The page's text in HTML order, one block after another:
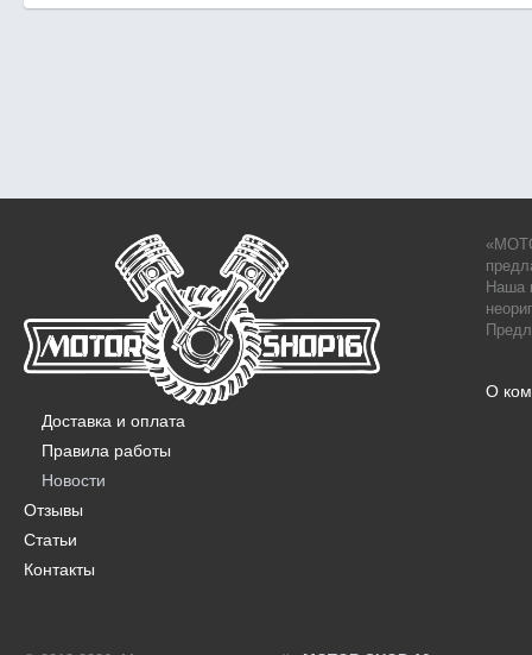
Наша
О
Доставка и оплата
Правила работы
Новости
Отзывы
Статьи
Контакты